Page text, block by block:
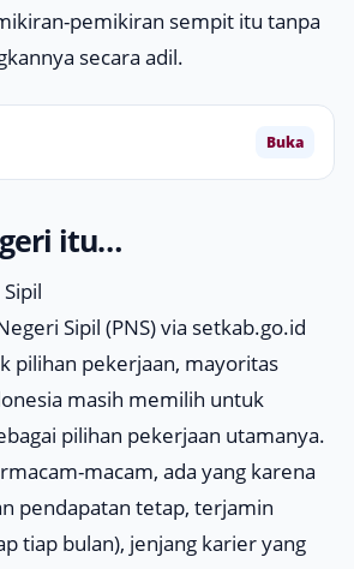
pemikiran sempit itu tanpa
secara adil.
Buka
itu…
Sipil (PNS) via setkab.go.id
pilihan pekerjaan, mayoritas
masih memilih untuk
pilihan pekerjaan utamanya.
macam, ada yang karena
pendapatan tetap, terjamin
tiap bulan), jenjang karier yang